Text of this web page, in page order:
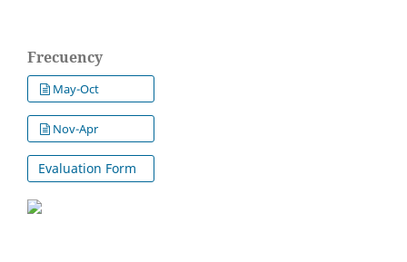
Frecuency
May-Oct
Nov-Apr
Evaluation Form